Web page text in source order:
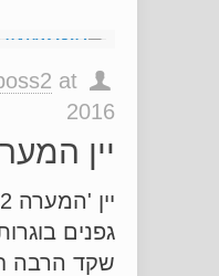
at
2016
יין המערה
שקד הרבה